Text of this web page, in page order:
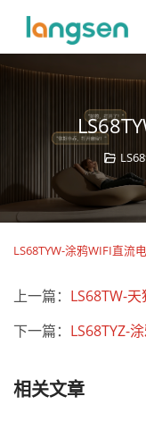
LS68TYW-涂鸦WIFI直流
上一篇： LS68TW-
下一篇： LS68TYZ-
相关文章